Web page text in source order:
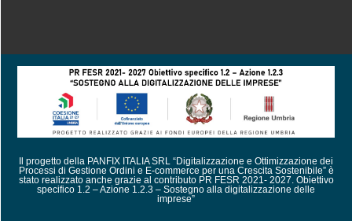
Il progetto della PANFIX ITALIA SRL “Digitalizzazione e Ottimizzazione dei
Processi di Gestione Ordini e E-commerce per una Crescita Sostenibile” è
stato realizzato anche grazie al contributo PR FESR 2021- 2027. Obiettivo
specifico 1.2 – Azione 1.2.3 – Sostegno alla digitalizzazione delle
imprese”